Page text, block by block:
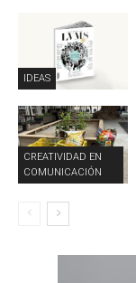
IDEAS
CREATIVIDAD EN
COMUNICACIÓN